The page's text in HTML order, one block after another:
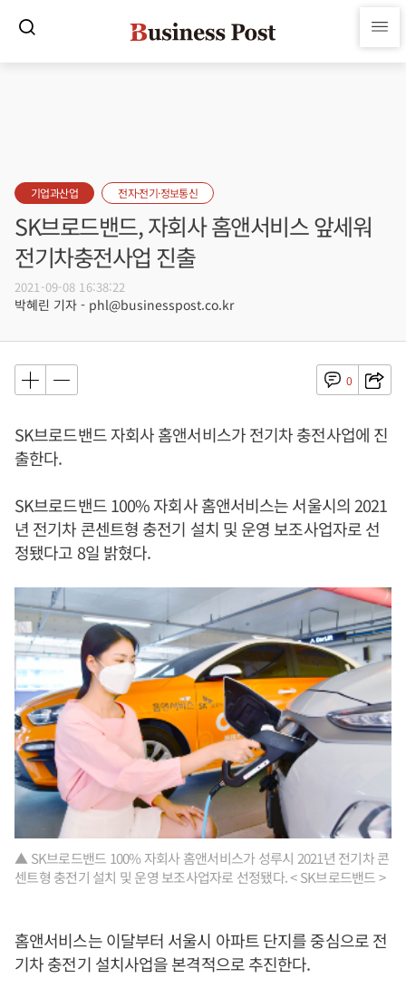
기업과산업 전자·전기·정보통신
SK브로드밴드, 자회사 홈앤서비스 앞세워
전기차충전사업 진출
2021-09-08 16:38:22
박혜린 기자 - phl@businesspost.co.kr
0
SK브로드밴드 자회사 홈앤서비스가 전기차 충전사업에 진
출한다.
SK브로드밴드 100% 자회사 홈앤서비스는 서울시의 2021
년 전기차 콘센트형 충전기 설치 및 운영 보조사업자로 선
정됐다고 8일 밝혔다.
▲ SK브로드밴드 100% 자회사 홈앤서비스가 성루시 2021년 전기차 콘
센트형 충전기 설치 및 운영 보조사업자로 선정됐다. < SK브로드밴드 >
홈앤서비스는 이달부터 서울시 아파트 단지를 중심으로 전
기차 충전기 설치사업을 본격적으로 추진한다.